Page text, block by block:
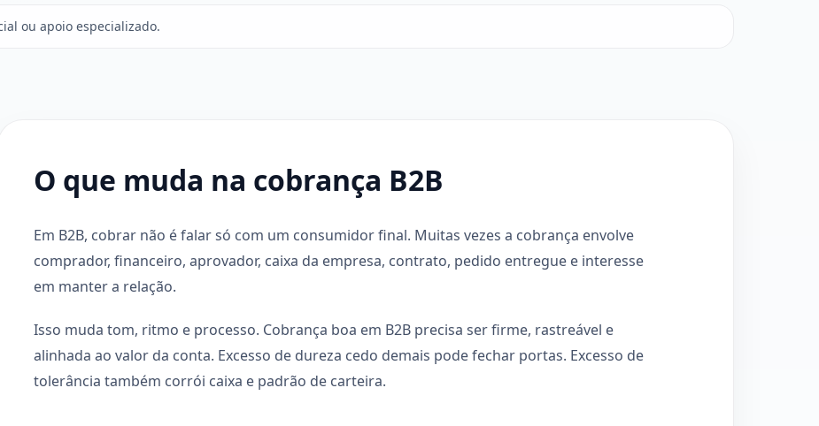
ou apoio especializado.
O que muda na cobrança B2B
Em B2B, cobrar não é falar só com um consumidor final. Muitas vezes a cobrança envolve
comprador, financeiro, aprovador, caixa da empresa, contrato, pedido entregue e interesse
em manter a relação.
Isso muda tom, ritmo e processo. Cobrança boa em B2B precisa ser firme, rastreável e
alinhada ao valor da conta. Excesso de dureza cedo demais pode fechar portas. Excesso de
tolerância também corrói caixa e padrão de carteira.